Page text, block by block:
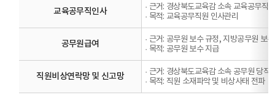
교육공무직인사 · 근거: 경상북도교육감 소속 교육공무직
· 목적: 교육공무직원 인사관리
공무원급여 · 근거: 공무원 보수 규정, 지방공무원 보
· 목적: 공무원 보수 지급
직원비상연락망 및 신고망 · 근거: 경상북도교육감 소속 공무원 당직
· 목적: 직원 소재파악 및 비상사태 전파